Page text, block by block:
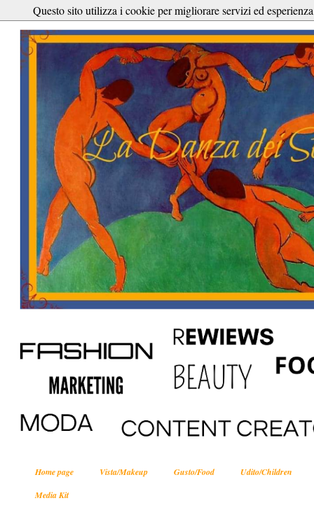
Home page Vista/Makeup Gusto/Food
Udito/Children
Media Kit
Questo sito utilizza i cookie per migliorare servizi ed